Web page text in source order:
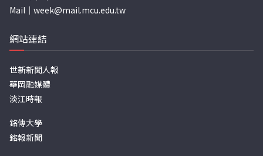
Mail｜ week@mail.mcu.edu.tw
網站連結
世新新聞人報
華岡融媒體
淡江時報
銘傳大學
銘報新聞